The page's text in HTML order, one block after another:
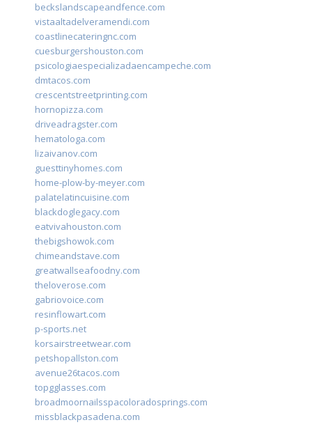
beckslandscapeandfence.com
vistaaltadelveramendi.com
coastlinecateringnc.com
cuesburgershouston.com
psicologiaespecializadaencampeche.com
dmtacos.com
crescentstreetprinting.com
hornopizza.com
driveadragster.com
hematologa.com
lizaivanov.com
guesttinyhomes.com
home-plow-by-meyer.com
palatelatincuisine.com
blackdoglegacy.com
eatvivahouston.com
thebigshowok.com
chimeandstave.com
greatwallseafoodny.com
theloverose.com
gabriovoice.com
resinflowart.com
p-sports.net
korsairstreetwear.com
petshopallston.com
avenue26tacos.com
topgglasses.com
broadmoornailsspacoloradosprings.com
missblackpasadena.com